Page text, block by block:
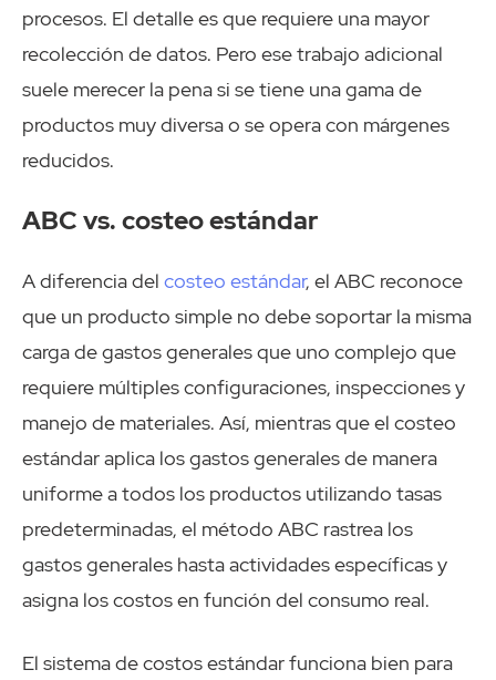
procesos. El detalle es que requiere una mayor
recolección de datos. Pero ese trabajo adicional
suele merecer la pena si se tiene una gama de
productos muy diversa o se opera con márgenes
reducidos.
ABC vs. costeo estándar
A diferencia del costeo estándar, el ABC reconoce
que un producto simple no debe soportar la misma
carga de gastos generales que uno complejo que
requiere múltiples configuraciones, inspecciones y
manejo de materiales. Así, mientras que el costeo
estándar aplica los gastos generales de manera
uniforme a todos los productos utilizando tasas
predeterminadas, el método ABC rastrea los
gastos generales hasta actividades específicas y
asigna los costos en función del consumo real.
El sistema de costos estándar funciona bien para